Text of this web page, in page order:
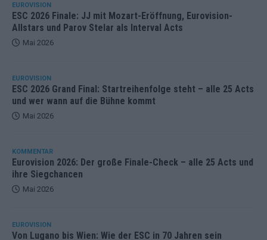
EUROVISION
ESC 2026 Finale: JJ mit Mozart-Eröffnung, Eurovision-
Allstars und Parov Stelar als Interval Acts
Mai 2026
EUROVISION
ESC 2026 Grand Final: Startreihenfolge steht – alle 25 Acts
und wer wann auf die Bühne kommt
Mai 2026
KOMMENTAR
Eurovision 2026: Der große Finale-Check – alle 25 Acts und
ihre Siegchancen
Mai 2026
EUROVISION
Von Lugano bis Wien: Wie der ESC in 70 Jahren sein